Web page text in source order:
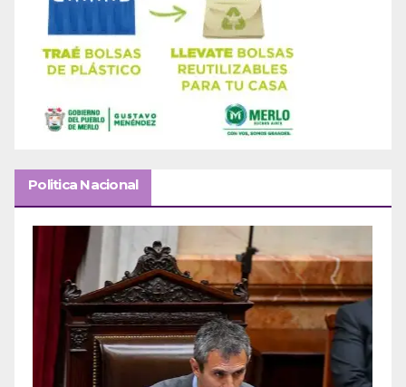
Politica Nacional